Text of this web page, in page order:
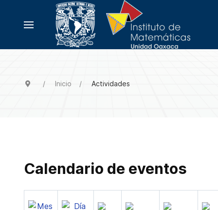
Inicio Actividades
Calendario de eventos